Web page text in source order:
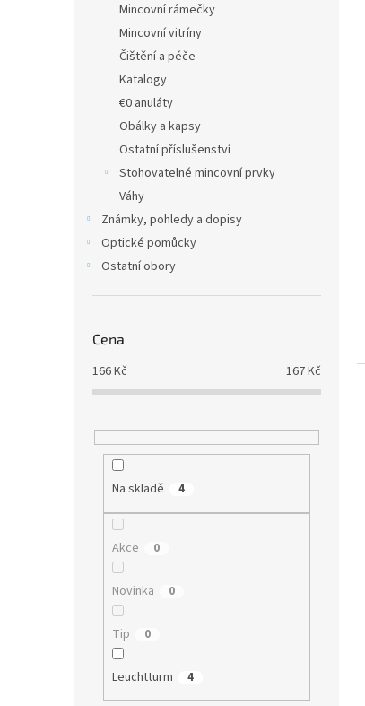
Mincovní rámečky
Mincovní vitríny
Čištění a péče
Katalogy
€0 anuláty
Obálky a kapsy
Ostatní příslušenství
Stohovatelné mincovní prvky
Váhy
Známky, pohledy a dopisy
Optické pomůcky
Ostatní obory
Cena
166Kč 167Kč
Na skladě 4
Akce 0
Novinka 0
Tip 0
Leuchtturm 4